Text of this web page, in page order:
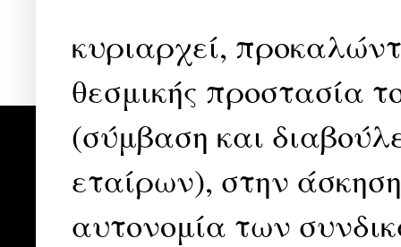
κυριαρχεί,
θεσμικής προστασία
(σύμβαση και
εταίρων), στην
αυτονομία των